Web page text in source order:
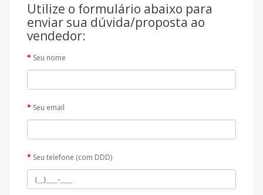
Utilize o formulário abaixo para
enviar sua dúvida/proposta ao
vendedor:
Seu nome
Seu email
Seu telefone (com DDD)